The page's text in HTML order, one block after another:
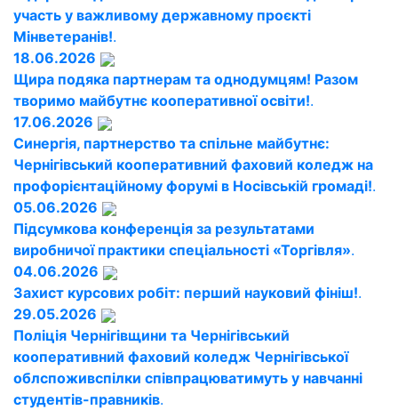
участь у важливому державному проєкті
Мінветеранів!.
18.06.2026
Щира подяка партнерам та однодумцям! Разом
творимо майбутнє кооперативної освіти!.
17.06.2026
Синергія, партнерство та спільне майбутнє:
Чернігівський кооперативний фаховий коледж на
профорієнтаційному форумі в Носівській громаді!.
05.06.2026
Підсумкова конференція за результатами
виробничої практики спеціальності «Торгівля».
04.06.2026
Захист курсових робіт: перший науковий фініш!.
29.05.2026
Поліція Чернігівщини та Чернігівський
кооперативний фаховий коледж Чернігівської
облспоживспілки співпрацюватимуть у навчанні
студентів-правників.